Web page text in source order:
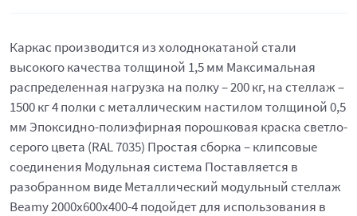
Каркас производится из холоднокатаной стали
высокого качества толщиной 1,5 мм Максимальная
распределенная нагрузка на полку – 200 кг, на стеллаж –
1500 кг 4 полки с металлическим настилом толщиной 0,5
мм Эпоксидно-полиэфирная порошковая краска светло-
серого цвета (RAL 7035) Простая сборка – клипсовые
соединения Модульная система Поставляется в
разобранном виде Металлический модульный стеллаж
Beamy 2000x600x400-4 подойдет для использования в